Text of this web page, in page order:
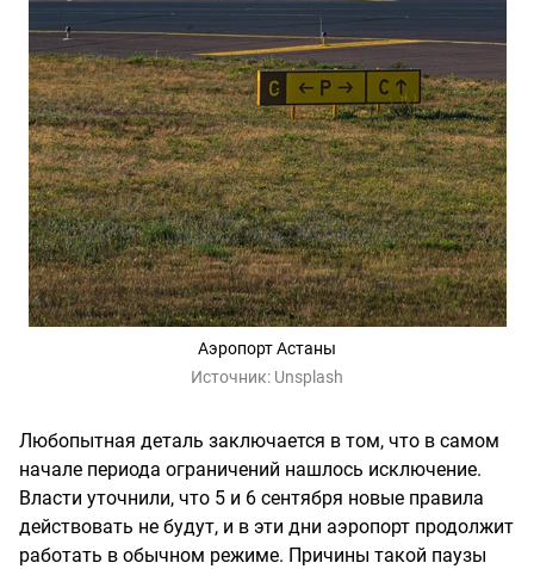
Аэропорт Астаны
Источник: Unsplash
Любопытная деталь заключается в том, что в самом
начале периода ограничений нашлось исключение.
Власти уточнили, что 5 и 6 сентября новые правила
действовать не будут, и в эти дни аэропорт продолжит
работать в обычном режиме. Причины такой паузы